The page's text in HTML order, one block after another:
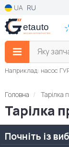
UA RU
Яку
Наприклад: насос
Головна Тарілка
Тарілка
Почніть із